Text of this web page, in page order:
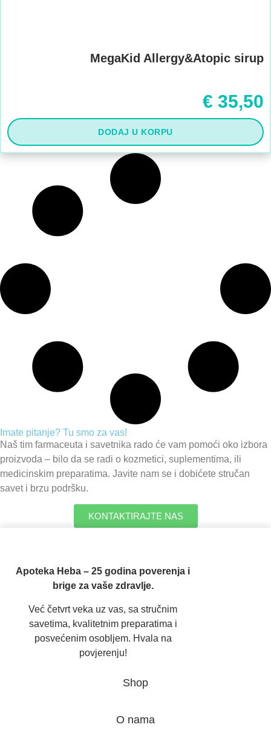
MegaKid Allergy&Atopic sirup
€ 35,50
DODAJ U KORPU
Imate pitanje? Tu smo za vas!
Naš tim farmaceuta i savetnika rado će vam pomoći oko izbora
proizvoda – bilo da se radi o kozmetici, suplementima, ili
medicinskim preparatima. Javite nam se i dobićete stručan
savet i brzu podršku.
KONTAKTIRAJTE NAS
Apoteka Heba – 25 godina poverenja i
brige za vaše zdravlje.
Već četvrt veka uz vas, sa stručnim
savetima, kvalitetnim preparatima i
posvećenim osobljem. Hvala na
povjerenju!
Shop
O nama